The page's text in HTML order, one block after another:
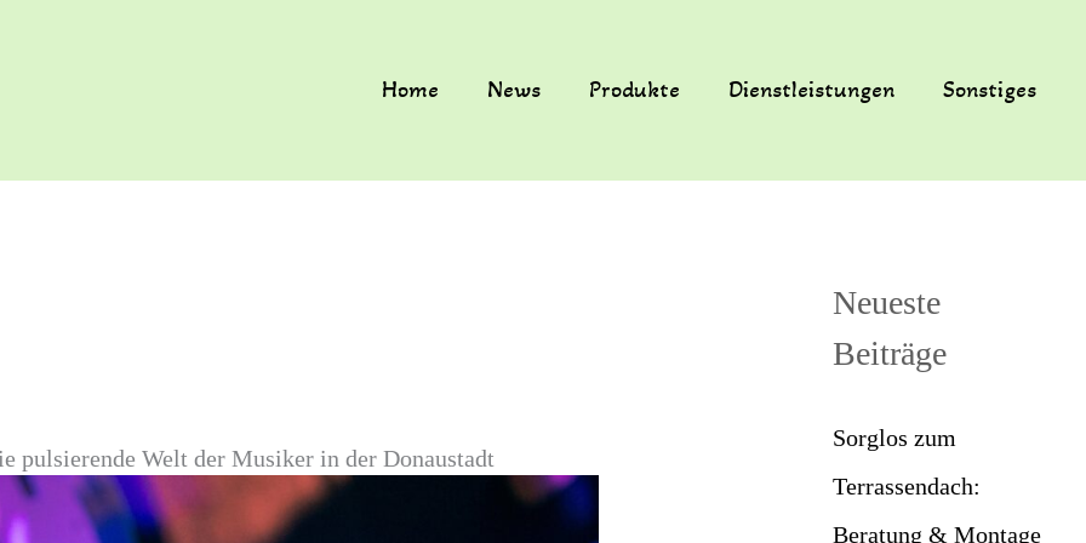
Home News Produkte Dienstleistungen Sonstiges
pulsierende Welt der Musiker in der Donaustadt
Neueste
Beiträge
Sorglos zum
Terrassendach:
Beratung & Montage